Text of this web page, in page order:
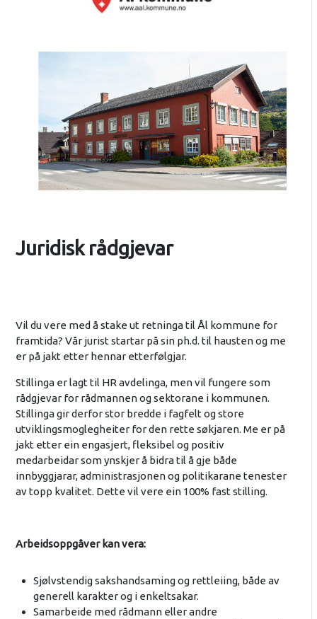
Juridisk rådgjevar
Vil du vere med å stake ut retninga til Ål kommune for
framtida? Vår jurist startar på sin ph.d. til hausten og me
er på jakt etter hennar etterfølgjar.
Stillinga er lagt til HR avdelinga, men vil fungere som
rådgjevar for rådmannen og sektorane i kommunen.
Stillinga gir derfor stor bredde i fagfelt og store
utviklingsmoglegheiter for den rette søkjaren. Me er på
jakt etter ein engasjert, fleksibel og positiv
medarbeidar som ynskjer å bidra til å gje både
innbyggjarar, administrasjonen og politikarane tenester
av topp kvalitet. Dette vil vere ein 100% fast stilling.
Arbeidsoppgåver kan vera:
Sjølvstendig sakshandsaming og rettleiing, både av
generell karakter og i enkeltsakar.
Samarbeide med rådmann eller andre